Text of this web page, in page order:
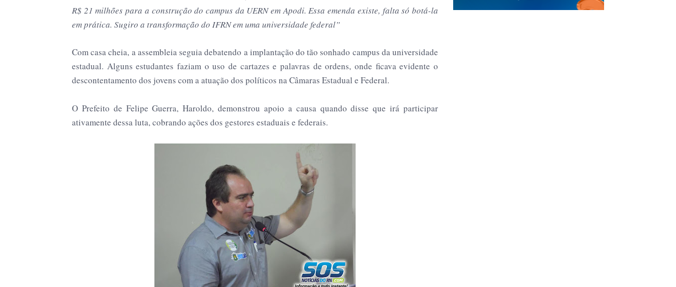
R$ 21 milhões para a construção do campus da UERN em Apodi. Essa emenda existe, falta só botá-la
em prática. Sugiro a transformação do IFRN em uma universidade federal”
Com casa cheia, a assembleia seguia debatendo a implantação do tão sonhado campus da universidade
estadual. Alguns estudantes faziam o uso de cartazes e palavras de ordens, onde ficava evidente o
descontentamento dos jovens com a atuação dos políticos na Câmaras Estadual e Federal.
O Prefeito de Felipe Guerra, Haroldo, demonstrou apoio a causa quando disse que irá participar
ativamente dessa luta, cobrando ações dos gestores estaduais e federais.